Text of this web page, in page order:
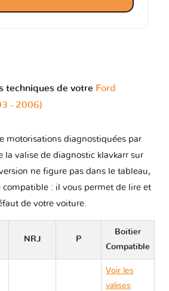
techniques de votre Ford
- 2006)
motorisations diagnostiquées par
la valise de diagnostic klavkarr sur
ne figure pas dans le tableau,
compatible : il vous permet de lire et
de votre voiture.
NRJ P
Boitier
Compatible
Voir les
valises